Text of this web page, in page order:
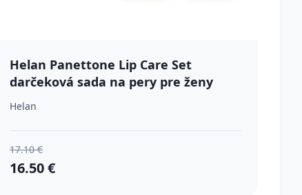
Helan Panettone Lip Care Set
darčeková sada na pery pre ženy
Helan
17.10 €
16.50 €